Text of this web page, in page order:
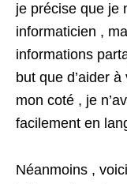
je précise que je
informaticien ,
informations
but que d’aider
mon coté , je
facilement en
Néanmoins ,